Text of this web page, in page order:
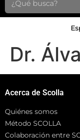
Dr.
Acerca de Scolla
Quiénes somos
Método SCOLLA
Colaboración entre